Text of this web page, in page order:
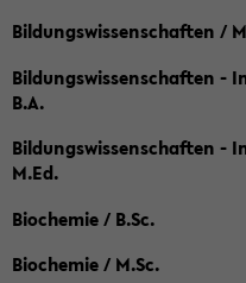
Bildungswissenschaften /
Bildungswissenschaften -
B.A.
Bildungswissenschaften -
M.Ed.
Biochemie / B.Sc.
Biochemie / M.Sc.